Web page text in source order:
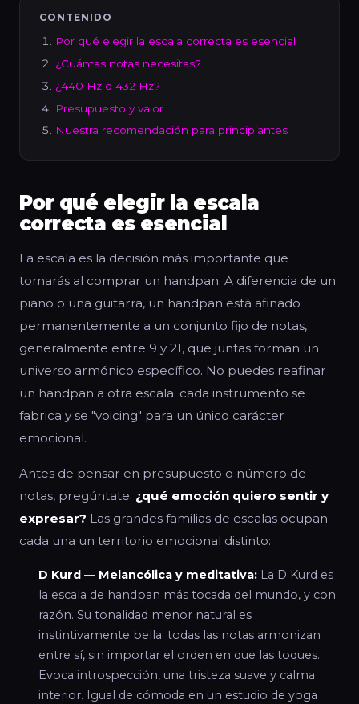
CONTENIDO
Por qué elegir la escala correcta es esencial
¿Cuántas notas necesitas?
¿440 Hz o 432 Hz?
Presupuesto y valor
Nuestra recomendación para principiantes
Por qué elegir la escala
correcta es esencial
La escala es la decisión más importante que
tomarás al comprar un handpan. A diferencia de un
piano o una guitarra, un handpan está afinado
permanentemente a un conjunto fijo de notas,
generalmente entre 9 y 21, que juntas forman un
universo armónico específico. No puedes reafinar
un handpan a otra escala: cada instrumento se
fabrica y se "voicing" para un único carácter
emocional.
Antes de pensar en presupuesto o número de
notas, pregúntate: ¿qué emoción quiero sentir y
expresar? Las grandes familias de escalas ocupan
cada una un territorio emocional distinto:
D Kurd — Melancólica y meditativa: La D Kurd es
la escala de handpan más tocada del mundo, y con
razón. Su tonalidad menor natural es
instintivamente bella: todas las notas armonizan
entre sí, sin importar el orden en que las toques.
Evoca introspección, una tristeza suave y calma
interior. Igual de cómoda en un estudio de yoga